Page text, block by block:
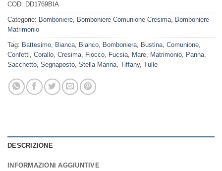
COD: DD1769BIA
Categorie: Bomboniere, Bomboniere Comunione Cresima, Bomboniere
Matrimonio
Tag: Battesimo, Bianca, Bianco, Bomboniera, Bustina, Comunione,
Confetti, Corallo, Cresima, Fiocco, Fucsia, Mare, Matrimonio, Panna,
Sacchetto, Segnaposto, Stella Marina, Tiffany, Tulle
DESCRIZIONE
INFORMAZIONI AGGIUNTIVE